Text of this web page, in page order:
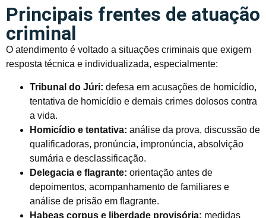
Principais frentes de atuação
criminal
O atendimento é voltado a situações criminais que exigem
resposta técnica e individualizada, especialmente:
Tribunal do Júri: defesa em acusações de homicídio,
tentativa de homicídio e demais crimes dolosos contra
a vida.
Homicídio e tentativa: análise da prova, discussão de
qualificadoras, pronúncia, impronúncia, absolvição
sumária e desclassificação.
Delegacia e flagrante: orientação antes de
depoimentos, acompanhamento de familiares e
análise de prisão em flagrante.
Habeas corpus e liberdade provisória: medidas